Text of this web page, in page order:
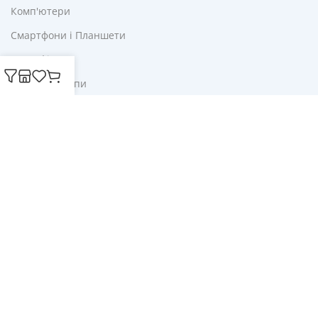
Комп'ютери
Смартфони і Планшети
Для Офісу
Ліхтарі і Лампи